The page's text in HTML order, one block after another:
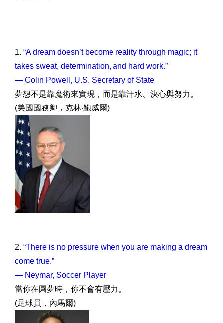
1. “A dream doesn’t become reality through magic; it
takes sweat, determination, and hard work.”
— Colin Powell, U.S. Secretary of State
夢想不是靠魔術來實現，而是靠汗水、決心與努力。
(美國國務卿，克林‧鮑威爾)
2. “There is no pressure when you are making a dream
come true.”
— Neymar, Soccer Player
當你在圓夢時，你不會有壓力。
(足球員，內馬爾)